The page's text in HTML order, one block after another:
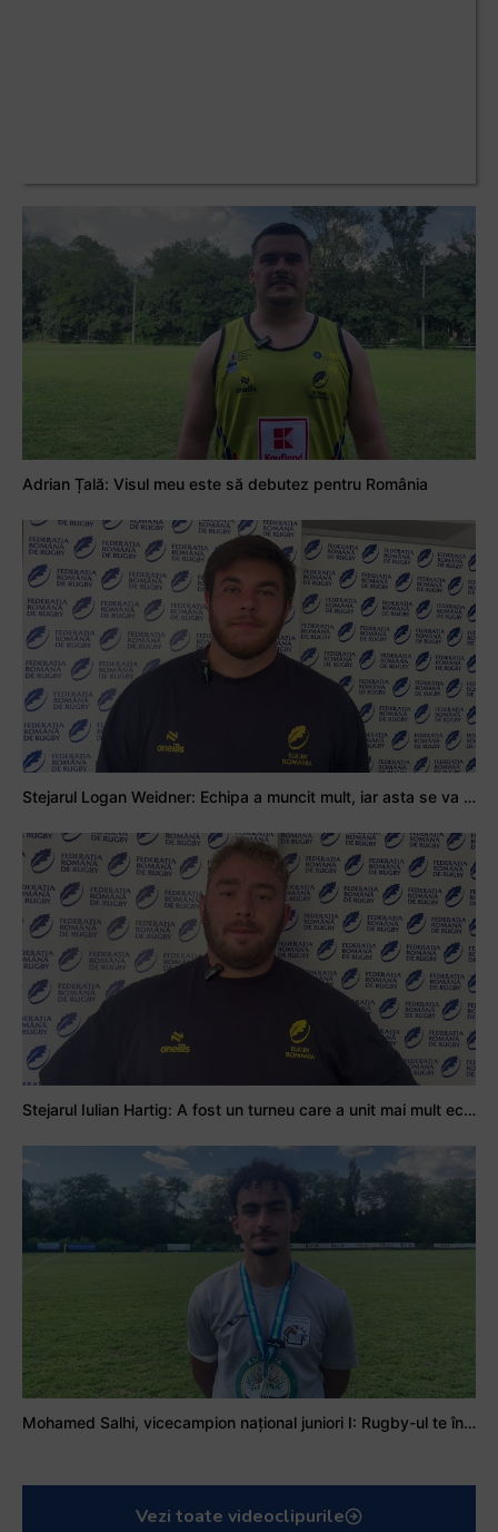
Adrian Țală: Visul meu este să debutez pentru România
Stejarul Logan Weidner: Echipa a muncit mult, iar asta se va vedea în meciurile de la Nations Cup
Stejarul Iulian Hartig: A fost un turneu care a unit mai mult echipa
Mohamed Salhi, vicecampion național juniori I: Rugby-ul te învață să accepți și înfrângerile
Vezi toate videoclipurile